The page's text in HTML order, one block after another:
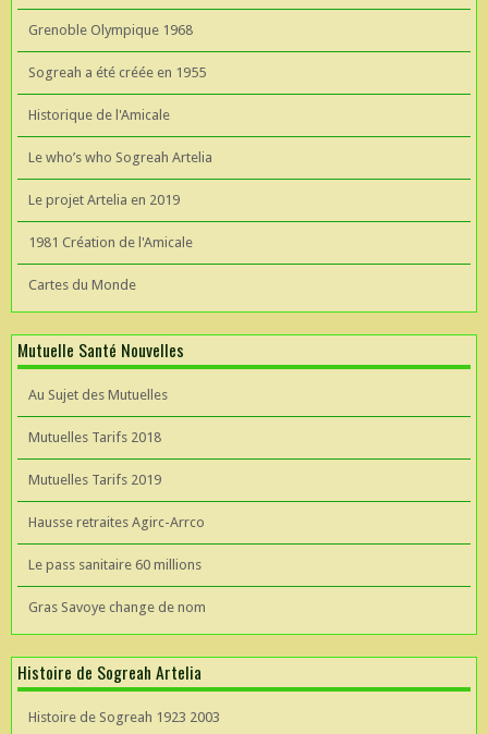
Grenoble Olympique 1968
Sogreah a été créée en 1955
Historique de l'Amicale
Le who’s who Sogreah Artelia
Le projet Artelia en 2019
1981 Création de l'Amicale
Cartes du Monde
Mutuelle Santé Nouvelles
Au Sujet des Mutuelles
Mutuelles Tarifs 2018
Mutuelles Tarifs 2019
Hausse retraites Agirc-Arrco
Le pass sanitaire 60 millions
Gras Savoye change de nom
Histoire de Sogreah Artelia
Histoire de Sogreah 1923 2003